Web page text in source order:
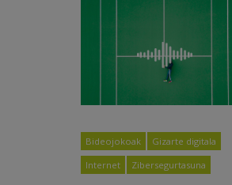
Bideojokoak
Gizarte digitala
Internet
Zibersegurtasuna